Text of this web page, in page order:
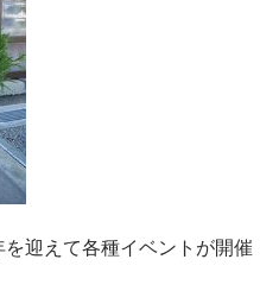
迎えて各種イベントが開催